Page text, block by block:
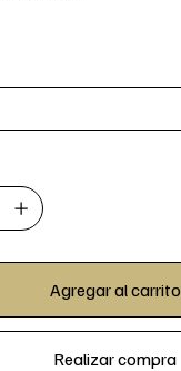
Agregar al carrito
Realizar compra